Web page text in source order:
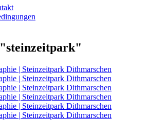
"steinzeitpark"